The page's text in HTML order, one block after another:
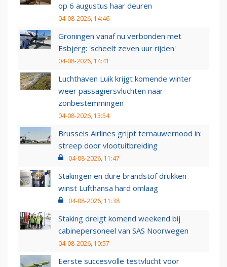
op 6 augustus haar deuren
04-08-2026, 14:46
Groningen vanaf nu verbonden met
Esbjerg: 'scheelt zeven uur rijden'
04-08-2026, 14:41
Luchthaven Luik krijgt komende winter
weer passagiersvluchten naar
zonbestemmingen
04-08-2026, 13:54
Brussels Airlines grijpt ternauwernood in:
streep door vlootuitbreiding
04-08-2026, 11:47
Stakingen en dure brandstof drukken
winst Lufthansa hard omlaag
04-08-2026, 11:38
Staking dreigt komend weekend bij
cabinepersoneel van SAS Noorwegen
04-08-2026, 10:57
Eerste succesvolle testvlucht voor